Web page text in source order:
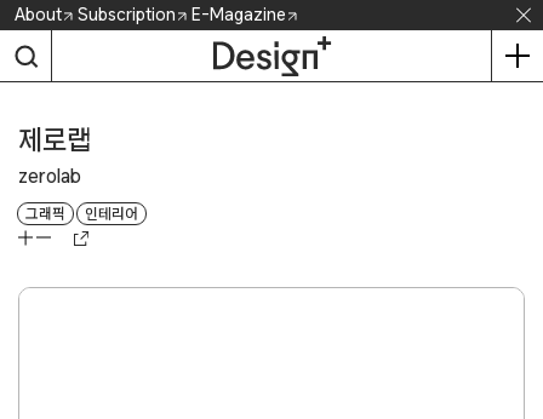
Skip
content
About Subscription E-Magazine
제로랩
zerolab
그래픽 인테리어